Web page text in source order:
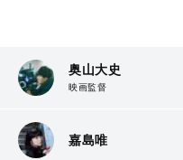
奥山大史
映画監督
嘉島唯